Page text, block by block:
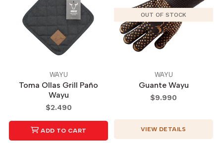
WAYU
Toma Ollas Grill Paño
Wayu
$2.490
ADD TO CART
OUT OF STOCK
WAYU
Guante Wayu
$9.990
VIEW DETAILS